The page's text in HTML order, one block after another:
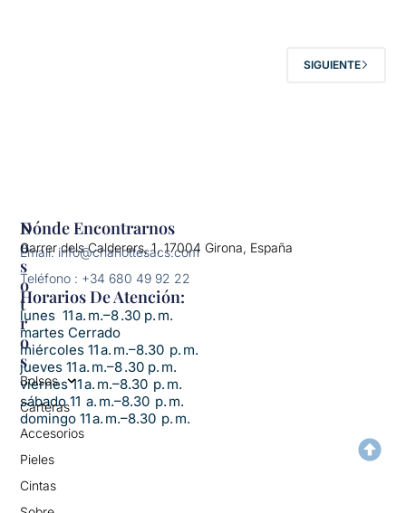
SIGUIENTE
N
O
S
O
T
R
O
S
Bolsos
Carteras
Accesorios
Pieles
Cintas
Dónde Encontrarnos
Carrer dels Calderers, 1, 17004 Girona, España
Email: info@charlottesacs.com
Teléfono : +34 680 49 92 22
Horarios De Atención:​
lunes 11 a. m.–8 .30 p. m.
martes Cerrado
miércoles 11 a. m.–8.30 p. m.
jueves 11 a. m.–8 .30 p. m.
viernes 11 a. m.–8.30 p. m.
sábado 11 a. m.–8.30 p. m.
domingo 11 a. m.–8.30 p. m.